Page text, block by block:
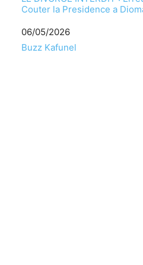
Couter la Presidence a
Date
06/05/2026
Par rapport à
Buzz Kafunel